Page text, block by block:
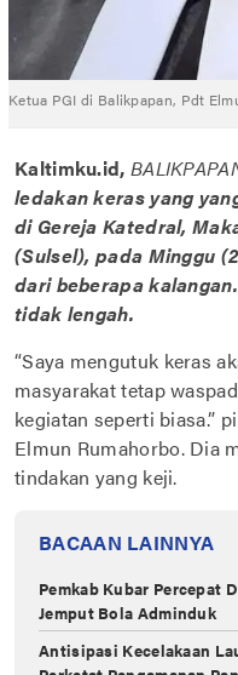
Ketua PGI di Balikpapan, Pdt
Kaltimku.id,
ledakan keras yang
di Gereja Katedral,
(Sulsel), pada Minggu
dari beberapa
tidak lengah.
“Saya mengutuk keras
masyarakat tetap
kegiatan seperti biasa.”
Elmun Rumahorbo. Dia
tindakan yang keji.
BACAAN LAINNYA
Pemkab Kubar Percepat
Jemput Bola Adminduk
Antisipasi Kecelakaan